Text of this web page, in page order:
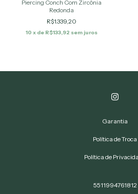
Piercing Conch Com Zircônia
Redonda
R$1.339,20
10 x de R$133,92 sem juros
Garantia
Política de Troca
Política de
5511994761812